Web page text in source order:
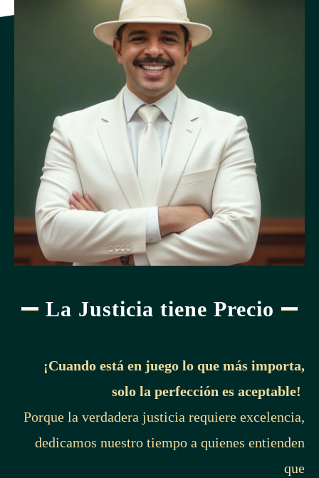
La Justicia tiene Precio
¡Cuando está en juego lo que más importa,
solo la perfección es aceptable!
Porque la verdadera justicia requiere excelencia,
dedicamos nuestro tiempo a quienes entienden
que